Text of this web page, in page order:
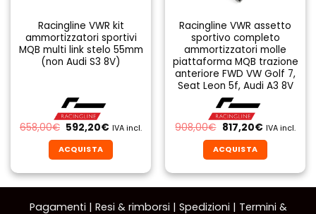
Racingline VWR kit
ammortizzatori sportivi
MQB multi link stelo 55mm
(non Audi S3 8V)
658,00€ Il
prezzo
originale
era:
658,00€.
592,20€Il
attuale
è:
592,20€.
IVA incl.
ACQUISTA
Racingline VWR assetto
sportivo completo
ammortizzatori molle
piattaforma MQB trazione
anteriore FWD VW Golf 7,
Seat Leon 5f, Audi A3 8V
908,00€ Il
prezzo
originale
era:
908,00€.
817,20€Il
attuale
è:
817,20€.
IVA incl.
ACQUISTA
Pagamenti | Resi & rimborsi | Spedizioni | Termini &